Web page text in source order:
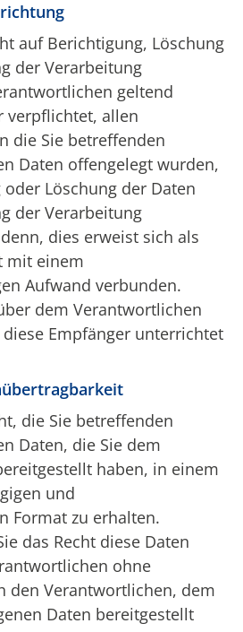
auf Berichtigung, Löschung
der Verarbeitung
geltend
verpflichtet, allen
die Sie betreffenden
Daten offengelegt wurden,
Löschung der Daten
der Verarbeitung
dies erweist sich als
mit einem
Aufwand verbunden.
dem Verantwortlichen
diese Empfänger unterrichtet
die Sie betreffenden
Daten, die Sie dem
haben, in einem
und
Format zu erhalten.
das Recht diese Daten
ohne
den Verantwortlichen, dem
Daten bereitgestellt